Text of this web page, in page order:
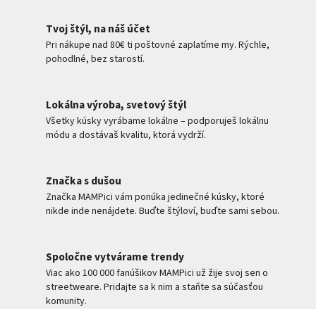
Tvoj štýl, na náš účet
Pri nákupe nad 80€ ti poštovné zaplatíme my. Rýchle,
pohodlné, bez starostí.
Lokálna výroba, svetový štýl
Všetky kúsky vyrábame lokálne – podporuješ lokálnu
módu a dostávaš kvalitu, ktorá vydrží.
Značka s dušou
Značka MAMPici vám ponúka jedinečné kúsky, ktoré
nikde inde nenájdete. Buďte štýloví, buďte sami sebou.
Spoločne vytvárame trendy
Viac ako 100 000 fanúšikov MAMPici už žije svoj sen o
streetweare. Pridajte sa k nim a staňte sa súčasťou
komunity.